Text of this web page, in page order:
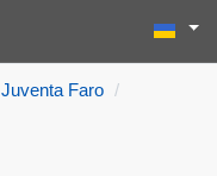
Пошук
Type 2 or
Juventa Faro